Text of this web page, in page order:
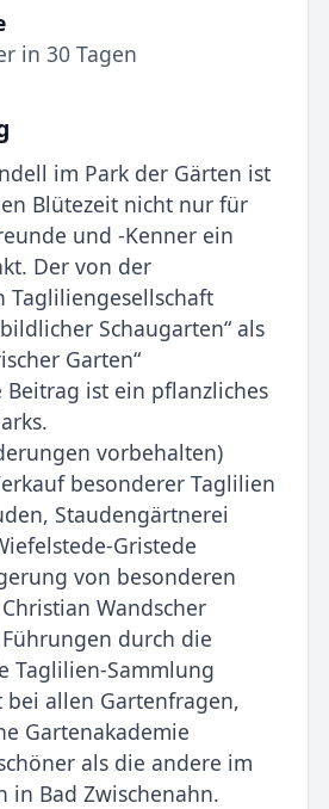
in 30 Tagen
im Park der Gärten ist
Blütezeit nicht nur für
und -Kenner ein
Der von der
Tagliliengesellschaft
Schaugarten“ als
Garten“
Beitrag ist ein pflanzliches
vorbehalten)
besonderer Taglilien
Staudengärtnerei
Gristede
von besonderen
Wandscher
durch die
Taglilien-Sammlung
bei allen Gartenfragen,
Gartenakademie
als die andere im
in Bad Zwischenahn.